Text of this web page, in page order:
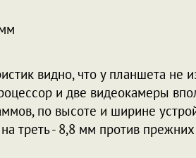
видно, что у планшета не
и две видеокамеры
по высоте и ширине
треть - 8,8 мм против